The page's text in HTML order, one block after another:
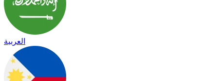
العربية